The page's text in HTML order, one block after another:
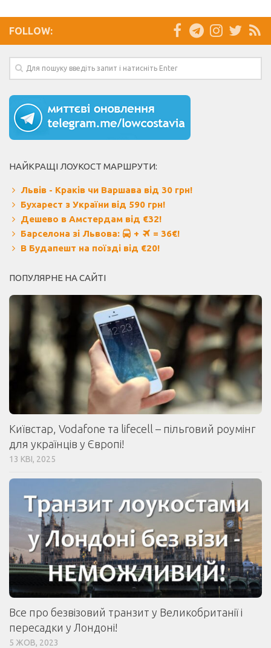
FOLLOW:
НАЙКРАЩІ ЛОУКОСТ МАРШРУТИ:
Львів - Краків чи Варшава від 30 грн!
Бухарест з України від 590 грн!
Дешево в Амстердам від €32!
Барселона зі Львова:
+
= 36€!
В Будапешт на поїзді від €20!
ПОПУЛЯРНЕ НА САЙТІ
Київстар, Vodafone та lifecell – пільговий роумінг
для українців у Європі!
13 КВІ, 2025
Все про безвізовий транзит у Великобританії і
пересадки у Лондоні!
5 ЖОВ, 2023